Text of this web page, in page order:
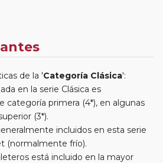
de la 'Categoría Clásica':
en la serie Clásica es
categoría primera (4*), en algunas
(3*).
incluidos en esta serie
(normalmente frío).
está incluido en la mayor